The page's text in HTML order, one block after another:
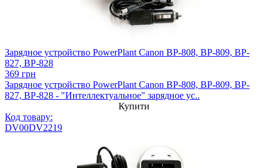
Зарядное устройство PowerPlant Canon BP-808, BP-809, BP-
827, BP-828
369 грн
Зарядное устройство PowerPlant Canon BP-808, BP-809, BP-
827, BP-828 - "Интеллектуальное" зарядное ус..
Купити
Код товару:
DV00DV2219